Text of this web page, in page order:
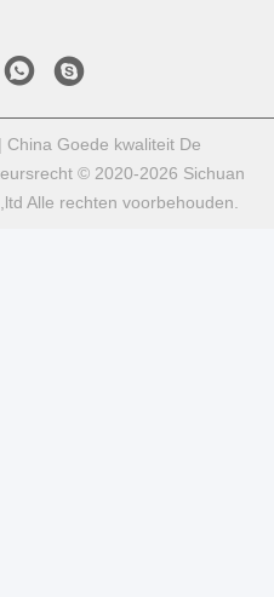
China Goede kwaliteit De
© 2020-2026 Sichuan
Alle rechten voorbehouden.